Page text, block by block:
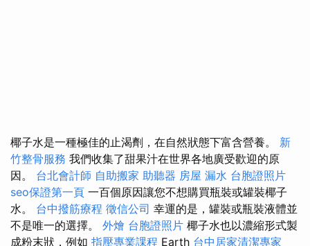
椰子水是一種極佳的止渴劑，在自然狀態下富含營養。 新
竹整骨服務 我們收集了甜果汁在世界各地廣受歡迎的原
因。 台北會計師 自助搬家 助聽器 房屋 漏水 台胞證照片
seo保證第一頁 一百個原因讓您不想購買瓶裝或罐裝椰子
水。 台中撥筋療程 徵信公司 幸運的是，罐裝或瓶裝液體並
不是唯一的選擇。 外燴 台胞證照片 椰子水也以濃縮形式製
成粉末狀，例如 指壓專業課程 Earth 台中居家清潔專家